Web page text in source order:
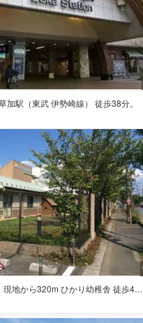
加駅（東武 伊勢崎線） 徒歩38分。
現地から320m ひかり幼稚舎 徒歩4分。